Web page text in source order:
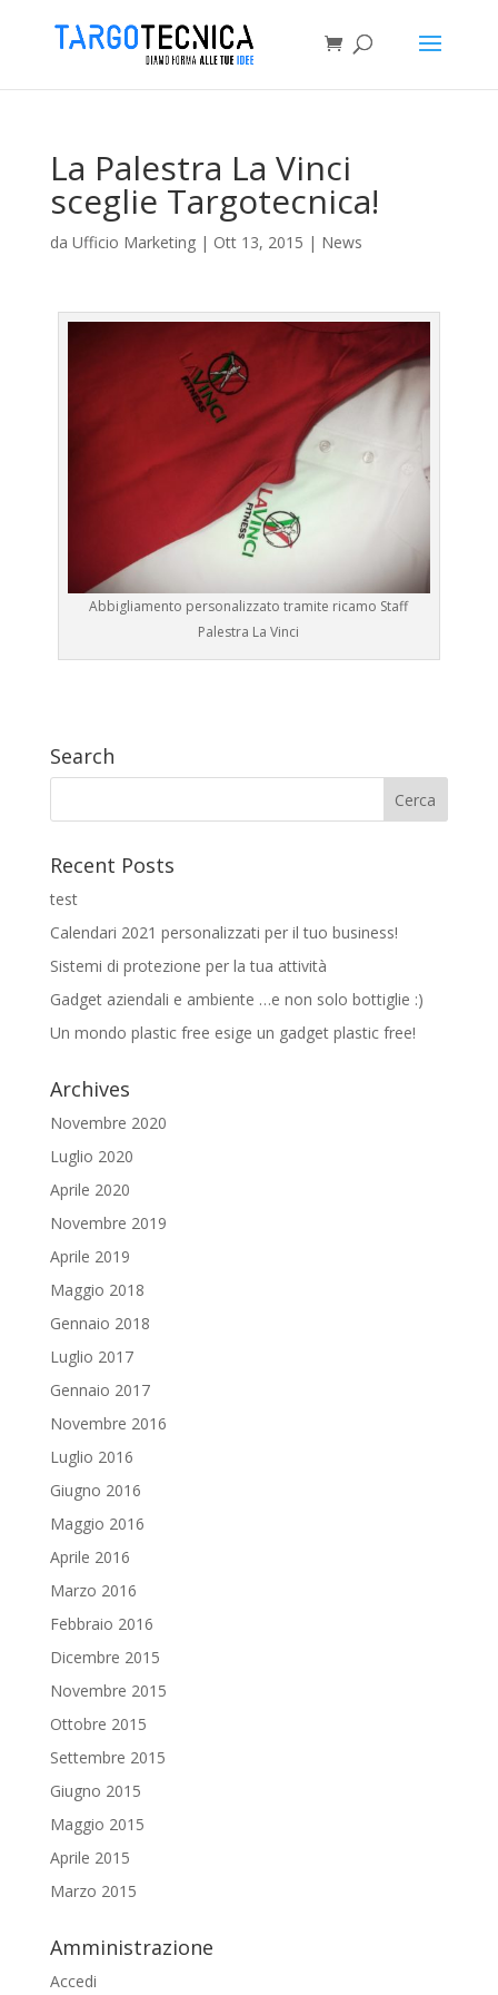
La Palestra La Vinci
sceglie Targotecnica!
da Ufficio Marketing| Ott 13, 2015 | News
Abbigliamento personalizzato tramite ricamo Staff
Palestra La Vinci
Search
Recent Posts
test
Calendari 2021 personalizzati per il tuo business!
Sistemi di protezione per la tua attività
Gadget aziendali e ambiente …e non solo bottiglie :)
Un mondo plastic free esige un gadget plastic free!
Archives
Novembre 2020
Luglio 2020
Aprile 2020
Novembre 2019
Aprile 2019
Maggio 2018
Gennaio 2018
Luglio 2017
Gennaio 2017
Novembre 2016
Luglio 2016
Giugno 2016
Maggio 2016
Aprile 2016
Marzo 2016
Febbraio 2016
Dicembre 2015
Novembre 2015
Ottobre 2015
Settembre 2015
Giugno 2015
Maggio 2015
Aprile 2015
Marzo 2015
Amministrazione
Accedi